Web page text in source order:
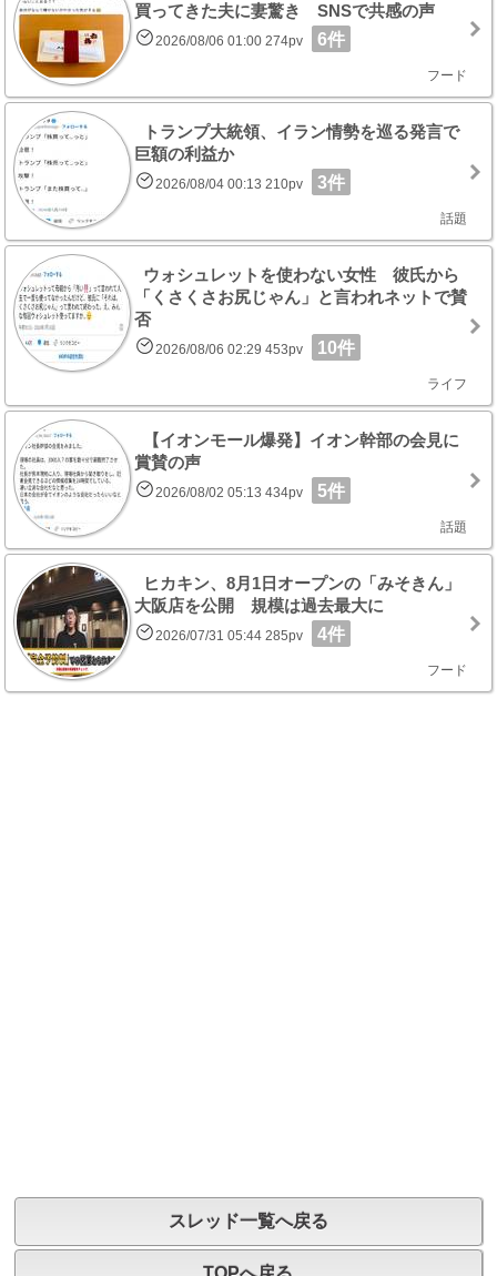
買ってきた夫に妻驚き SNSで共感の声
2026/08/06 01:00 274pv 6件
フード
トランプ大統領、イラン情勢を巡る発言で
巨額の利益か
2026/08/04 00:13 210pv 3件
話題
ウォシュレットを使わない女性 彼氏から
「くさくさお尻じゃん」と言われネットで賛
否
2026/08/06 02:29 453pv 10件
ライフ
【イオンモール爆発】イオン幹部の会見に
賞賛の声
2026/08/02 05:13 434pv 5件
話題
ヒカキン、8月1日オープンの「みそきん」
大阪店を公開 規模は過去最大に
2026/07/31 05:44 285pv 4件
フード
スレッド一覧へ戻る